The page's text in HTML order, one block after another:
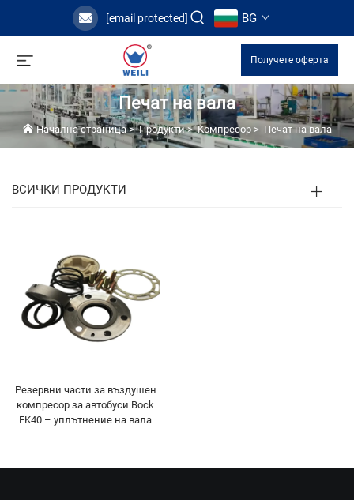
[email protected] BG
Получете оферта
Печат на вала
Начална страница>Продукти>Компресор> Печат на вала
ВСИЧКИ ПРОДУКТИ
Резервни части за въздушен
компресор за автобуси Bock
FK40 – уплътнение на вала